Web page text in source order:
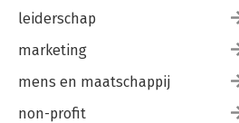
leiderschap
marketing
mens en maatschappij
non-profit